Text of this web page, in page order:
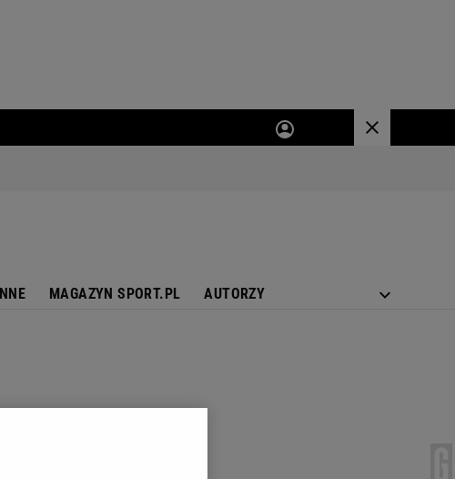
MAGAZYN SPORT.PL AUTORZY